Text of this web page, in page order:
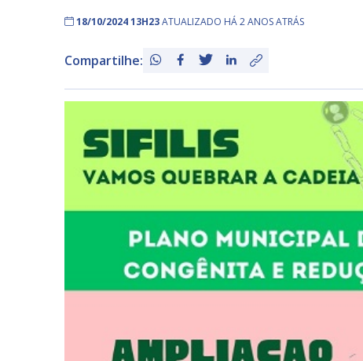
18/10/2024 13H23ATUALIZADO HÁ 2 ANOS ATRÁS
Compartilhe: